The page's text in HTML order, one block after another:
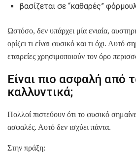
βασίζεται σε “καθαρές”
Ωστόσο, δεν υπάρχει μία ενιαία,
ορίζει τι είναι φυσικό και τι όχι. Αυτό
εταιρείες χρησιμοποιούν τον όρο
Είναι πιο ασφαλή από
καλλυντικά;
Πολλοί πιστεύουν ότι το φυσικό
ασφαλές. Αυτό δεν ισχύει πάντα.
Στην πράξη: